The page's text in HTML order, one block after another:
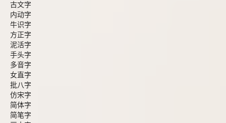
古文字
内动字
牛识字
方正字
泥活字
手头字
多音字
女直字
批八字
仿宋字
简体字
简笔字